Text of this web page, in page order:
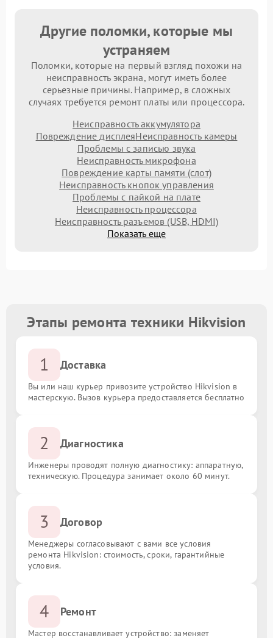
Другие поломки, которые мы
устраняем
Поломки, которые на первый взгляд похожи на
неисправность экрана, могут иметь более
серьезные причины. Например, в сложных
случаях требуется ремонт платы или процессора.
Неисправность аккумулятора
Повреждение дисплеяНеисправность камеры
Проблемы с записью звука
Неисправность микрофона
Повреждение карты памяти (слот)
Неисправность кнопок управления
Проблемы с пайкой на плате
Неисправность процессора
Неисправность разъемов (USB, HDMI)
Показать еще
Этапы ремонта техники Hikvision
1 Доставка
Вы или наш курьер привозите устройство Hikvision в
мастерскую. Вызов курьера предоставляется бесплатно
2 Диагностика
Инженеры проводят полную диагностику: аппаратную,
техническую. Процедура занимает около 60 минут.
3 Договор
Менеджеры согласовывают с вами все условия
ремонта Hikvision: стоимость, сроки, гарантийные
условия.
4 Ремонт
Мастер восстанавливает устройство: заменяет